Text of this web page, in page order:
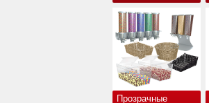
Прозрачные